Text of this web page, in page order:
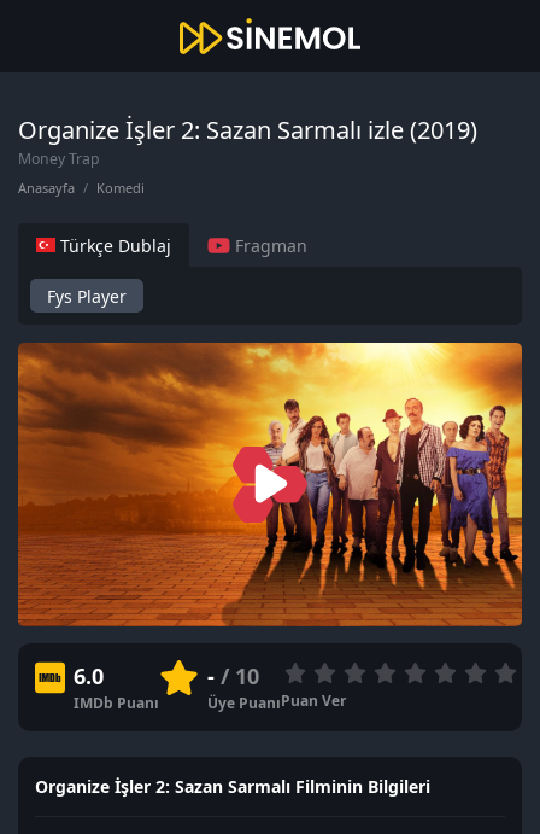
Organize İşler 2: Sazan Sarmalı izle (2019)
Money Trap
Anasayfa Komedi
Türkçe Dublaj Fragman
Fys Player
6.0
IMDb Puanı
-/ 10
Üye PuanıPuan Ver
Organize İşler 2: Sazan Sarmalı Filminin Bilgileri